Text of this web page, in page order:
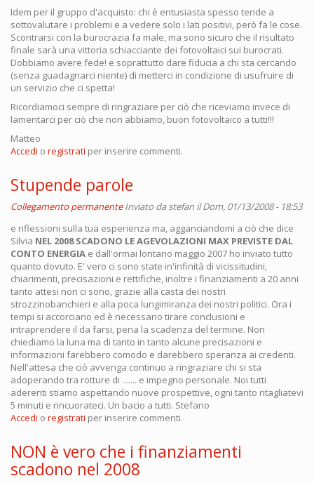
Idem per il gruppo d'acquisto: chi è entusiasta spesso tende a
sottovalutare i problemi e a vedere solo i lati positivi, però fa le cose.
Scontrarsi con la burocrazia fa male, ma sono sicuro che il risultato
finale sarà una vittoria schiacciante dei fotovoltaici sui burocrati.
Dobbiamo avere fede! e soprattutto dare fiducia a chi sta cercando
(senza guadagnarci niente) di metterci in condizione di usufruire di
un servizio che ci spetta!
Ricordiamoci sempre di ringraziare per ciò che riceviamo invece di
lamentarci per ciò che non abbiamo, buon fotovoltaico a tutti!!!
Matteo
Accedi o registrati per inserire commenti.
Stupende parole
Collegamento permanente Inviato da stefan il Dom, 01/13/2008 - 18:53
e riflessioni sulla tua esperienza ma, agganciandomi a ciò che dice
Silvia NEL 2008 SCADONO LE AGEVOLAZIONI MAX PREVISTE DAL
CONTO ENERGIA e dall'ormai lontano maggio 2007 ho inviato tutto
quanto dovuto. E' vero ci sono state in'infinità di vicissitudini,
chiarimenti, precisazioni e rettifiche, inoltre i finanziamenti a 20 anni
tanto attesi non ci sono, grazie alla casta dei nostri
strozzinobanchieri e alla poca lungimiranza dei nostri politici. Ora i
tempi si accorciano ed è necessario tirare conclusioni e
intraprendere il da farsi, pena la scadenza del termine. Non
chiediamo la luna ma di tanto in tanto alcune precisazioni e
informazioni farebbero comodo e darebbero speranza ai credenti.
Nell'attesa che ciò avvenga continuo a ringraziare chi si sta
adoperando tra rotture di ....... e impegno personale. Noi tutti
aderenti stiamo aspettando nuove prospettive, ogni tanto ritagliatevi
5 minuti e rincuorateci. Un bacio a tutti. Stefano
Accedi o registrati per inserire commenti.
NON è vero che i finanziamenti
scadono nel 2008